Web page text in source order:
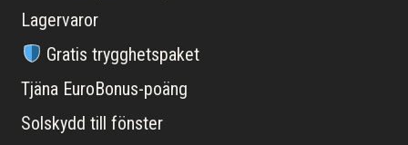
Lagervaror
Gratis trygghetspaket
Tjäna EuroBonus-poäng
Solskydd till fönster